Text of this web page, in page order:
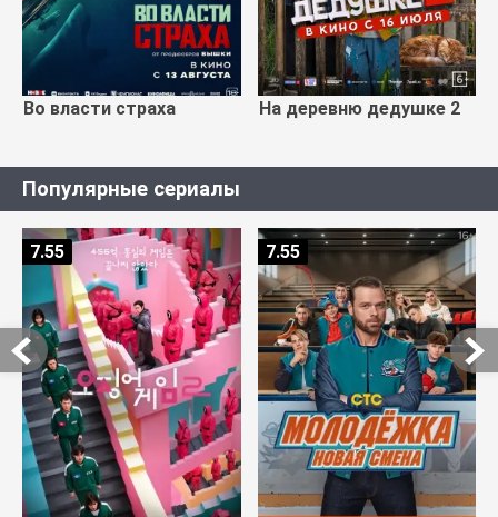
Во власти страха На деревню дедушке 2
Популярные сериалы
7.55 7.55